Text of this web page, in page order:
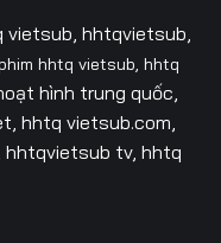
vietsub, hhtqvietsub,
hhtq vietsub, hhtq
hình trung quốc,
hhtq vietsub.com,
tv, hhtq